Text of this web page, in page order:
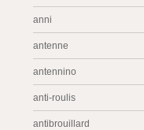
anni
antenne
antennino
anti-roulis
antibrouillard